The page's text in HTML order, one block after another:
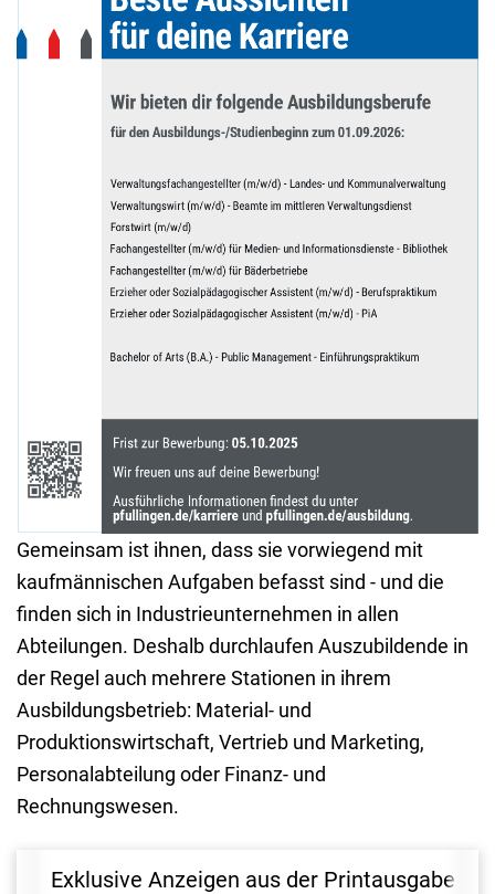
Gemeinsam ist ihnen, dass sie vorwiegend mit
kaufmännischen Aufgaben befasst sind - und die
finden sich in Industrieunternehmen in allen
Abteilungen. Deshalb durchlaufen Auszubildende in
der Regel auch mehrere Stationen in ihrem
Ausbildungsbetrieb: Material- und
Produktionswirtschaft, Vertrieb und Marketing,
Personalabteilung oder Finanz- und
Rechnungswesen.
Exklusive Anzeigen aus der Printausgabe